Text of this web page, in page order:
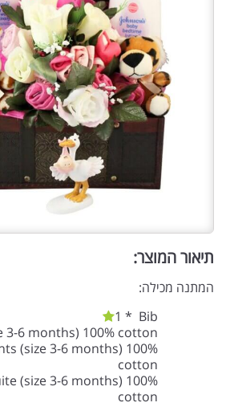
תיאור המוצר:
המתנה מכילה:
1 * Bib
3-6 months) 100% cotton
(size 3-6 months) 100%
cotton
(size 3-6 months) 100%
cotton